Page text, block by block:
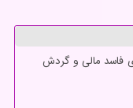
فاسد مالی و گردش